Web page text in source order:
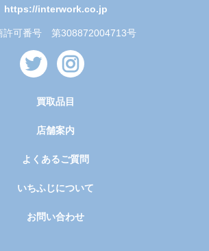
https://interwork.co.jp
許可番号 第308872004713号
買取品目
店舗案内
よくあるご質問
いちふじについて
お問い合わせ